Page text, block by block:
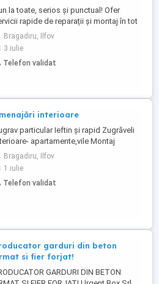
la toate, serios și punctual! Ofer
rapide de reparații și montaj în tot
(și zonele limitrofe). Dacă ai
adunate prin casă pe care nu ai
sau scule să le rezolvi, te ajut cu
Montaj și demontaj mobilă:
Bragadiru, Ilfov
3 iulie
Telefon validat
interioare
particular Ieftin și rapid Zugrăveli
apartamente,vile Montaj
montaj aparatura electrica Trasee
etc
Bragadiru, Ilfov
1 iulie
Telefon validat
garduri din beton
si fier forjat!
GARDURI DIN BETON